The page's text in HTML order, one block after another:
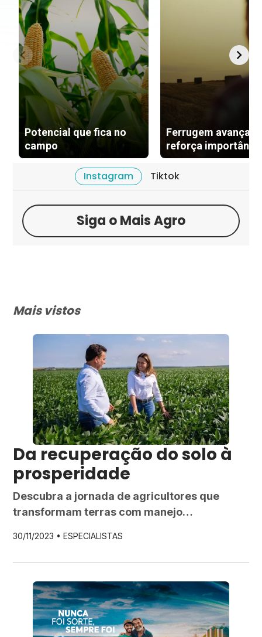
Potencial que fica no
campo
Ferrugem avança e
reforça
vazio sanitário na
Instagram Tiktok
Siga o Mais Agro
Mais vistos
Da recuperação do solo à
prosperidade
Descubra a jornada de agricultores que
transformam terras com manejo
30/11/2023 •ESPECIALISTAS